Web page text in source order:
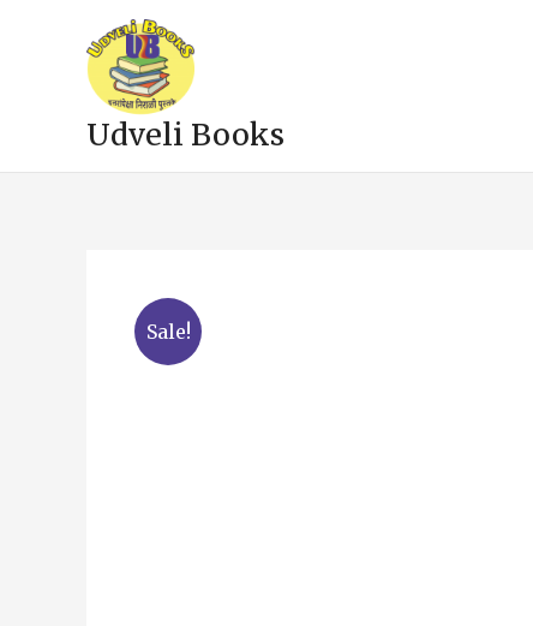
Udveli Books
Sale!